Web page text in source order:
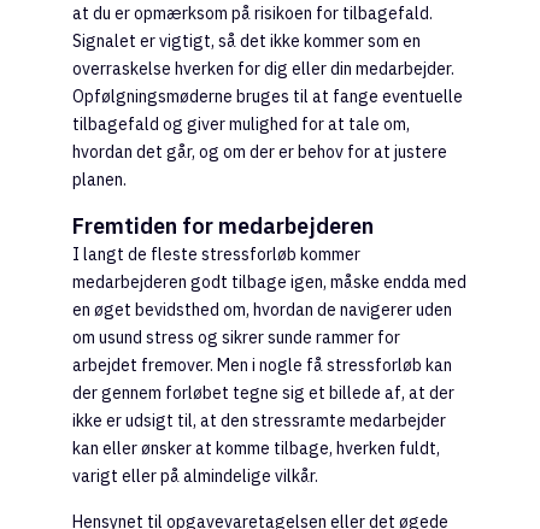
at du er opmærksom på risikoen for tilbagefald.
Signalet er vigtigt, så det ikke kommer som en
overraskelse hverken for dig eller din medarbejder.
Opfølgningsmøderne bruges til at fange eventuelle
tilbagefald og giver mulighed for at tale om,
hvordan det går, og om der er behov for at justere
planen.
Fremtiden for medarbejderen
I langt de fleste stressforløb kommer
medarbejderen godt tilbage igen, måske endda med
en øget bevidsthed om, hvordan de navigerer uden
om usund stress og sikrer sunde rammer for
arbejdet fremover. Men i nogle få stressforløb kan
der gennem forløbet tegne sig et billede af, at der
ikke er udsigt til, at den stressramte medarbejder
kan eller ønsker at komme tilbage, hverken fuldt,
varigt eller på almindelige vilkår.
Hensynet til opgavevaretagelsen eller det øgede